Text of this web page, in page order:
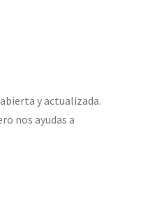
y actualizada.
nos ayudas a